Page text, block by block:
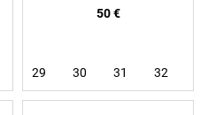
50 €
29 30 31 32